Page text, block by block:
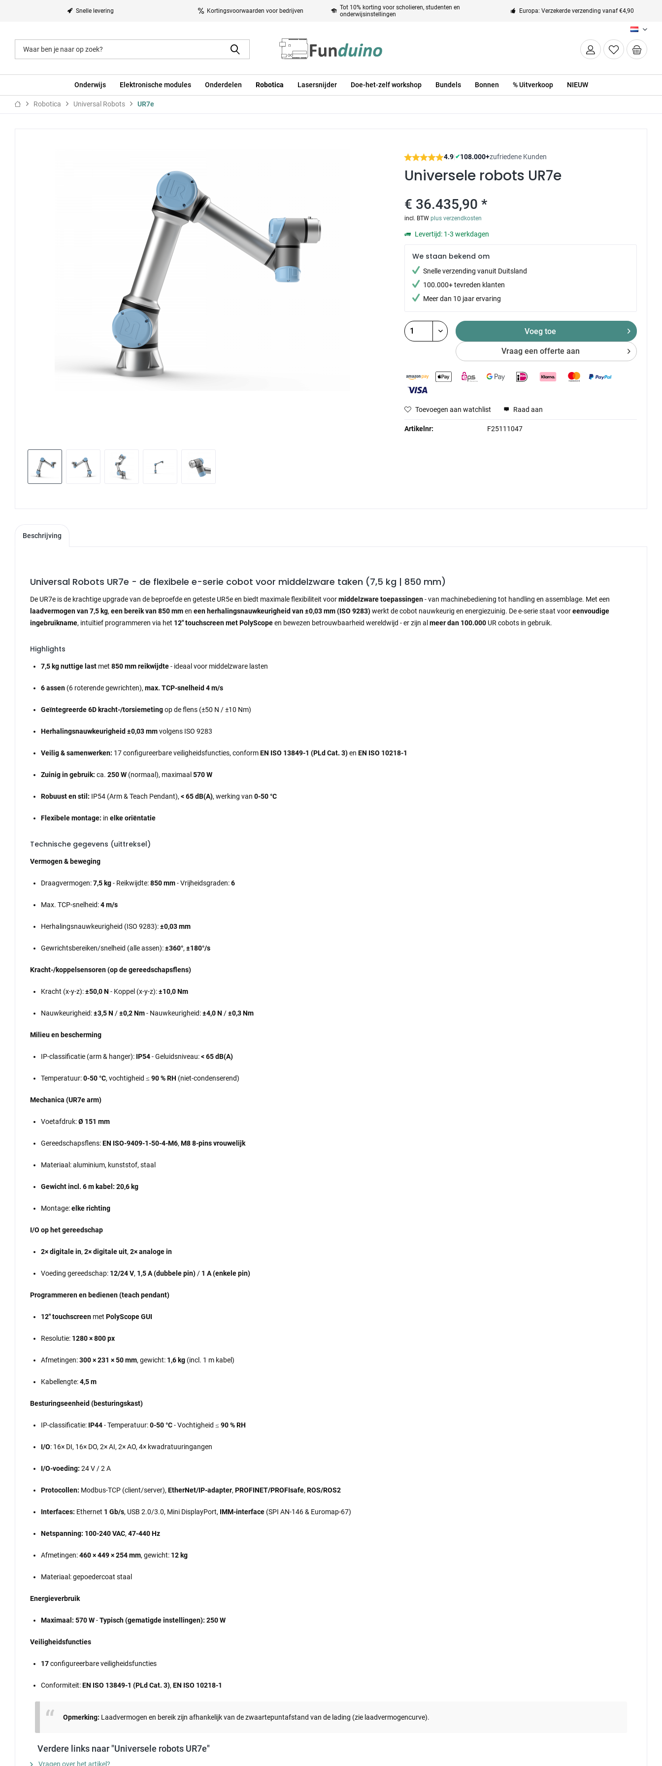
Snelle levering Kortingsvoorwaarden voor bedrijven
Tot 10% korting voor scholieren, studenten en
onderwijsinstellingen
Europa: Verzekerde verzending vanaf €4,90
NL
Onderwijs Elektronische modules Onderdelen Robotica Lasersnijder Doe-het-zelf workshop Bundels Bonnen % Uitverkoop NIEUW
Robotica Universal Robots UR7e
4.9|✔108.000+zufriedene Kunden
Universele robots UR7e
€ 36.435,90 *
incl. BTWplus verzendkosten
Levertijd: 1-3 werkdagen
We staan bekend om
Snelle verzending vanuit Duitsland
100.000+ tevreden klanten
Meer dan 10 jaar ervaring
Voeg toe
Vraag een offerte aan
Toevoegen aan watchlist Raad aan
Artikelnr: F25111047
Beschrijving
Universal Robots UR7e - de flexibele e-serie cobot voor middelzware taken (7,5 kg | 850 mm)
De UR7e is de krachtige upgrade van de beproefde en geteste UR5e en biedt maximale flexibiliteit voormiddelzware toepassingen- van machinebediening tot handling en assemblage. Met een
laadvermogen van 7,5 kg, een bereik van 850 mmen een herhalingsnauwkeurigheid van ±0,03 mm (ISO 9283)werkt de cobot nauwkeurig en energiezuinig. De e-serie staat vooreenvoudige
ingebruikname, intuïtief programmeren via het 12" touchscreen met PolyScopeen bewezen betrouwbaarheid wereldwijd - er zijn al meer dan 100.000 UR cobots in gebruik.
Highlights
7,5 kg nuttige last met 850 mm reikwijdte- ideaal voor middelzware lasten
6 assen (6 roterende gewrichten), max. TCP-snelheid 4 m/s
Geïntegreerde 6D kracht-/torsiemetingop de flens (±50 N / ±10 Nm)
Herhalingsnauwkeurigheid ±0,03 mmvolgens ISO 9283
Veilig & samenwerken: 17 configureerbare veiligheidsfuncties, conformEN ISO 13849-1 (PLd Cat. 3)en EN ISO 10218-1
Zuinig in gebruik: ca. 250 W (normaal), maximaal 570 W
Robuust en stil: IP54 (Arm & Teach Pendant), < 65 dB(A), werking van 0-50 °C
Flexibele montage: in elke oriëntatie
Technische gegevens (uittreksel)
Vermogen & beweging
Draagvermogen:7,5 kg- Reikwijdte:850 mm- Vrijheidsgraden:6
Max. TCP-snelheid:4 m/s
Herhalingsnauwkeurigheid (ISO 9283):±0,03 mm
Gewrichtsbereiken/snelheid (alle assen):±360°, ±180°/s
Kracht-/koppelsensoren (op de gereedschapsflens)
Kracht (x-y-z):±50,0 N - Koppel (x-y-z):±10,0 Nm
Nauwkeurigheid:±3,5 N /±0,2 Nm- Nauwkeurigheid:±4,0 N /±0,3 Nm
Milieu en bescherming
IP-classificatie (arm & hanger): IP54- Geluidsniveau:< 65 dB(A)
Temperatuur:0-50 °C, vochtigheid ≤ 90 % RH (niet-condenserend)
Mechanica (UR7e arm)
Voetafdruk:Ø 151 mm
Gereedschapsflens:EN ISO-9409-1-50-4-M6, M8 8-pins vrouwelijk
Materiaal: aluminium, kunststof, staal
Gewicht incl. 6 m kabel: 20,6 kg
Montage:elke richting
I/O op het gereedschap
2× digitale in, 2× digitale uit, 2× analoge in
Voeding gereedschap: 12/24 V, 1,5 A (dubbele pin) / 1 A (enkele pin)
Programmeren en bedienen (teach pendant)
12" touchscreen met PolyScope GUI
Resolutie: 1280 × 800 px
Afmetingen:300 × 231 × 50 mm, gewicht: 1,6 kg (incl. 1 m kabel)
Kabellengte:4,5 m
Besturingseenheid (besturingskast)
IP-classificatie: IP44- Temperatuur:0-50 °C- Vochtigheid ≤ 90 % RH
I/O: 16× DI, 16× DO, 2× AI, 2× AO, 4× kwadratuuringangen
I/O-voeding: 24 V / 2 A
Protocollen: Modbus-TCP (client/server), EtherNet/IP-adapter, PROFINET/PROFIsafe, ROS/ROS2
Interfaces: Ethernet 1 Gb/s, USB 2.0/3.0, Mini DisplayPort, IMM-interface (SPI AN-146 & Euromap-67)
Netspanning: 100-240 VAC, 47-440 Hz
Afmetingen:460 × 449 × 254 mm, gewicht: 12 kg
Materiaal: gepoedercoat staal
Energieverbruik
Maximaal: 570 W-Typisch (gematigde instellingen): 250 W
Veiligheidsfuncties
17configureerbare veiligheidsfuncties
Conformiteit:EN ISO 13849-1 (PLd Cat. 3), EN ISO 10218-1
Opmerking: Laadvermogen en bereik zijn afhankelijk van de zwaartepuntafstand van de lading (zie laadvermogencurve).
Verdere links naar "Universele robots UR7e"
Vragen over het artikel?